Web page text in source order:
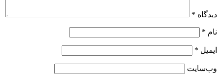
دیدگاه *
نام *
ایمیل *
وب‌سایت